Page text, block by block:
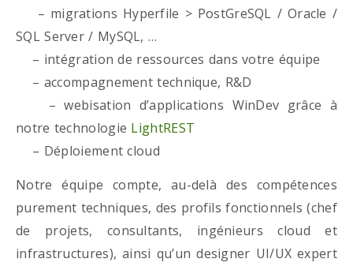
– migrations Hyperfile > PostGreSQL / Oracle /
SQL Server / MySQL, …
– intégration de ressources dans votre équipe
– accompagnement technique, R&D
– webisation d’applications WinDev grâce à
notre technologie LightREST
– Déploiement cloud
Notre équipe compte, au-delà des compétences
purement techniques, des profils fonctionnels (chef
de projets, consultants, ingénieurs cloud et
infrastructures), ainsi qu’un designer UI/UX expert